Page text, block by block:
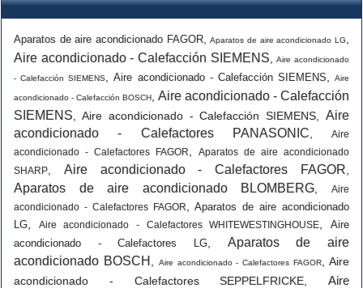
Aparatos de aire acondicionado FAGOR,Aparatos de aire acondicionado LG
Aire acondicionado - Calefacción SIEMENS ,Aire acondicionado
- Calefacción SIEMENS ,Aire acondicionado - Calefacción SIEMENS Aire
acondicionado - Calefacción BOSCH
Aire acondicionado - Calefacción
SIEMENS
Aire acondicionado - Calefacción SIEMENS ,Aire
acondicionado - Calefactores PANASONIC
Aire
acondicionado - Calefactores FAGOR
Aparatos de aire acondicionado
SHARP
Aire acondicionado - Calefactores FAGOR
Aparatos de aire acondicionado BLOMBERG ,Aire
acondicionado - Calefactores FAGOR
,Aparatos de aire acondicionado
LG
Aire acondicionado - Calefactores WHITEWESTINGHOUSE ,Aire
acondicionado - Calefactores LG
Aparatos de aire
acondicionado BOSCH
Aire acondicionado - Calefactores FAGOR ,Aire
acondicionado - Calefactores SEPPELFRICKE
Aire